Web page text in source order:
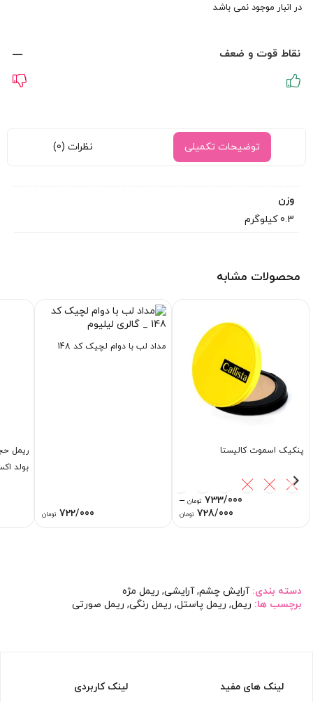
در انبار موجود نمی باشد
نقاط قوت و ضعف
توضیحات تکمیلی نظرات (0)
وزن
0.3 کیلوگرم
محصولات مشابه
پنکیک اسموت کالیستا
733/000 تومان –
728/000 تومانPrice
مداد لب با دوام لچیک کد 148
722/000 تومان
ریمل
بولد
دسته بندی:آرایش چشم,آرایشی, ریمل مژه
برچسب ها: ریمل, ریمل پاستل, ریمل رنگی, ریمل صورتی
لینک های مفید لینک کاربردی